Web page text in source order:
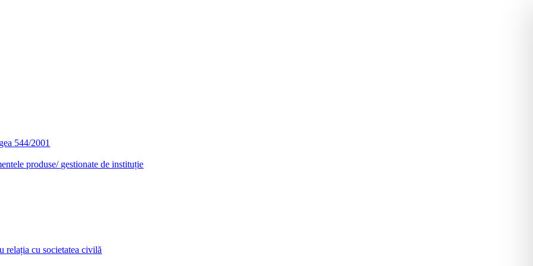
544/2001
produse/ gestionate de instituție
relația cu societatea civilă